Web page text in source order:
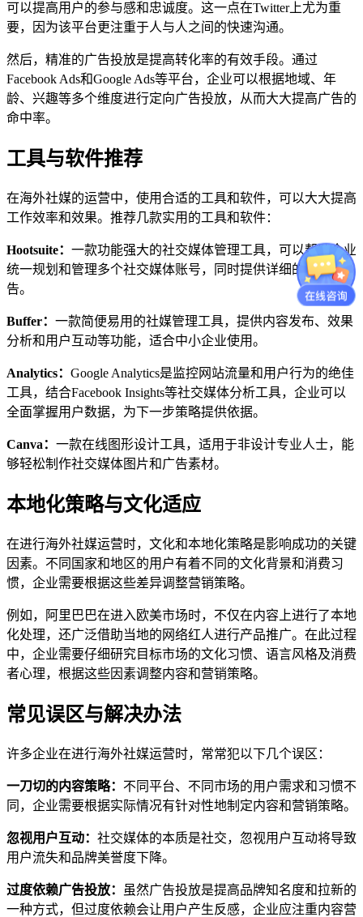
可以提高用户的参与感和忠诚度。这一点在Twitter上尤为重
要，因为该平台更注重于人与人之间的快速沟通。
然后，精准的广告投放是提高转化率的有效手段。通过
Facebook Ads和Google Ads等平台，企业可以根据地域、年
龄、兴趣等多个维度进行定向广告投放，从而大大提高广告的
命中率。
工具与软件推荐
在海外社媒的运营中，使用合适的工具和软件，可以大大提高
工作效率和效果。推荐几款实用的工具和软件：
Hootsuite： 一款功能强大的社交媒体管理工具，可以帮助企业
统一规划和管理多个社交媒体账号，同时提供详细的分析报
告。
Buffer： 一款简便易用的社媒管理工具，提供内容发布、效果
分析和用户互动等功能，适合中小企业使用。
Analytics： Google Analytics是监控网站流量和用户行为的绝佳
工具，结合Facebook Insights等社交媒体分析工具，企业可以
全面掌握用户数据，为下一步策略提供依据。
Canva： 一款在线图形设计工具，适用于非设计专业人士，能
够轻松制作社交媒体图片和广告素材。
本地化策略与文化适应
在进行海外社媒运营时，文化和本地化策略是影响成功的关键
因素。不同国家和地区的用户有着不同的文化背景和消费习
惯，企业需要根据这些差异调整营销策略。
例如，阿里巴巴在进入欧美市场时，不仅在内容上进行了本地
化处理，还广泛借助当地的网络红人进行产品推广。在此过程
中，企业需要仔细研究目标市场的文化习惯、语言风格及消费
者心理，根据这些因素调整内容和营销策略。
常见误区与解决办法
许多企业在进行海外社媒运营时，常常犯以下几个误区：
一刀切的内容策略： 不同平台、不同市场的用户需求和习惯不
同，企业需要根据实际情况有针对性地制定内容和营销策略。
忽视用户互动： 社交媒体的本质是社交，忽视用户互动将导致
用户流失和品牌美誉度下降。
过度依赖广告投放：
虽然广告投放是提高品牌知名度和拉新的
一种方式，但过度依赖会让用户产生反感，企业应注重内容营